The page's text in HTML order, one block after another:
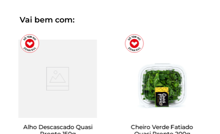
Vai bem com:
Alho Descascado Quasi
Cheiro Verde Fatiado